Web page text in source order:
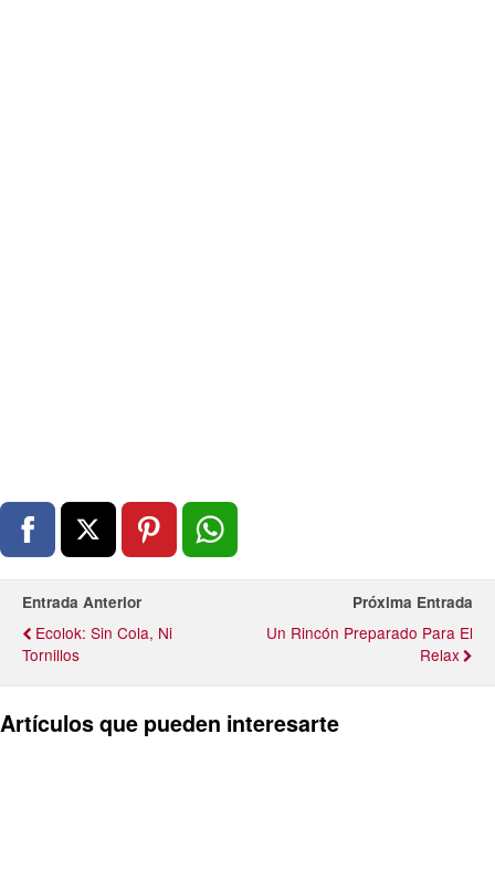
Entrada Anterior
Ecolok: Sin Cola, Ni
Tornillos
Próxima Entrada
Un Rincón Preparado Para El
Relax
Artículos que pueden interesarte